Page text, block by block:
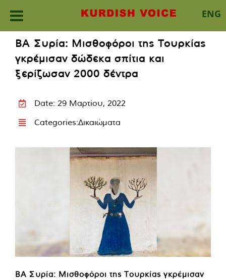
ENG
content
ΒΑ Συρία: Μισθοφόροι της Τουρκίας
γκρέμισαν δώδεκα σπίτια και
ξερίζωσαν 2000 δέντρα
Date: 29 Μαρτίου, 2022
Categories:Δικαιώματα
ΒΑ Συρία: Μισθοφόροι της Τουρκίας γκρέμισαν